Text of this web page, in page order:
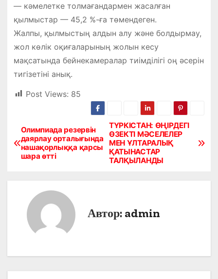
— кәмелетке толмағандармен жасалған
қылмыстар — 45,2 %-ға төмендеген.
Жалпы, қылмыстың алдын алу және болдырмау,
жол көлік оқиғаларының жолын кесу
мақсатында бейнекамералар тиімділігі оң әсерін
тигізетіні анық.
Post Views: 85
Н
а
ТҮРКІСТАН: ӨҢІРДЕГІ
ӨЗЕКТІ МӘСЕЛЕЛЕР
МЕН ҰЛТАРАЛЫҚ
ҚАТЫНАСТАР
ТАЛҚЫЛАНДЫ
Олимпиада резервін
даярлау орталығында
нашақорлыққа қарсы
шара өтті
Автор: admin